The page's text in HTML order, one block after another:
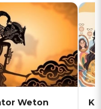
Weton